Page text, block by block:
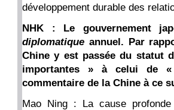
développement durable des
NHK : Le gouvernement
diplomatique annuel. Par
Chine y est passée du statut
importantes » à celui de
commentaire de la Chine à ce
Mao Ning : La cause